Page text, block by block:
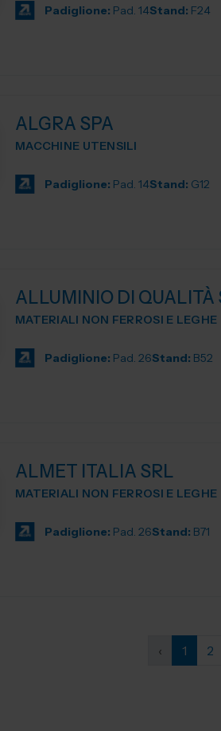
Padiglione: Pad. 14Stand: F24
ALGRA SPA
MACCHINE UTENSILI
Padiglione: Pad. 14Stand: G12
ALLUMINIO DI QUALITÀ
MATERIALI NON FERROSI E LEGHE
Padiglione: Pad. 26Stand: B52
ALMET ITALIA SRL
MATERIALI NON FERROSI E LEGHE
Padiglione: Pad. 26Stand: B71
‹ 1 2